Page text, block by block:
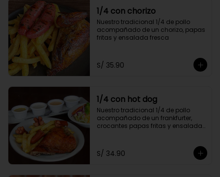
1/4 con chorizo
Nuestro tradicional 1/4 de pollo
acompañado de un chorizo, papas
fritas y ensalada fresca
S/ 35.90
1/4 con hot dog
Nuestro tradicional 1/4 de pollo
acompañado de un frankfurter,
crocantes papas fritas y ensalada
S/ 34.90